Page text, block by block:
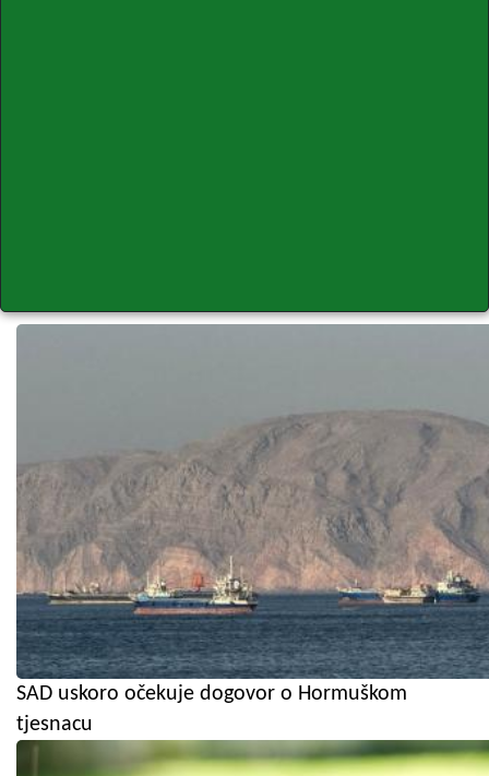
SAD uskoro očekuje dogovor o Hormuškom
tjesnacu